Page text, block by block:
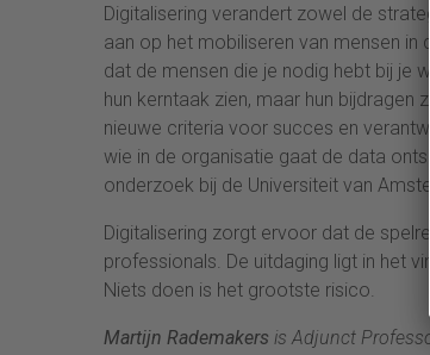
Digitalisering verandert zowel de
aan op het mobiliseren van mensen in
dat de mensen die je nodig hebt bij je
hun kerntaak zien, maar hun bijdragen
nieuwe criteria voor succes en
wie in de organisatie gaat de data
onderzoek bij de Universiteit van
Digitalisering zorgt ervoor dat de
professionals. De uitdaging ligt in het
Niets doen is het grootste risico.
Martijn Rademakers is Adjunct